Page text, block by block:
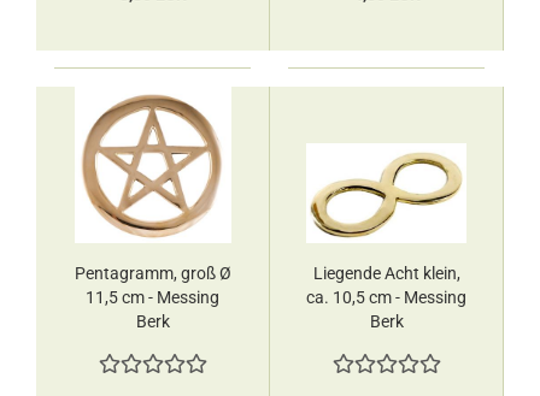
Pentagramm, groß Ø
11,5 cm - Messing
Berk
Liegende Acht klein,
ca. 10,5 cm - Messing
Berk